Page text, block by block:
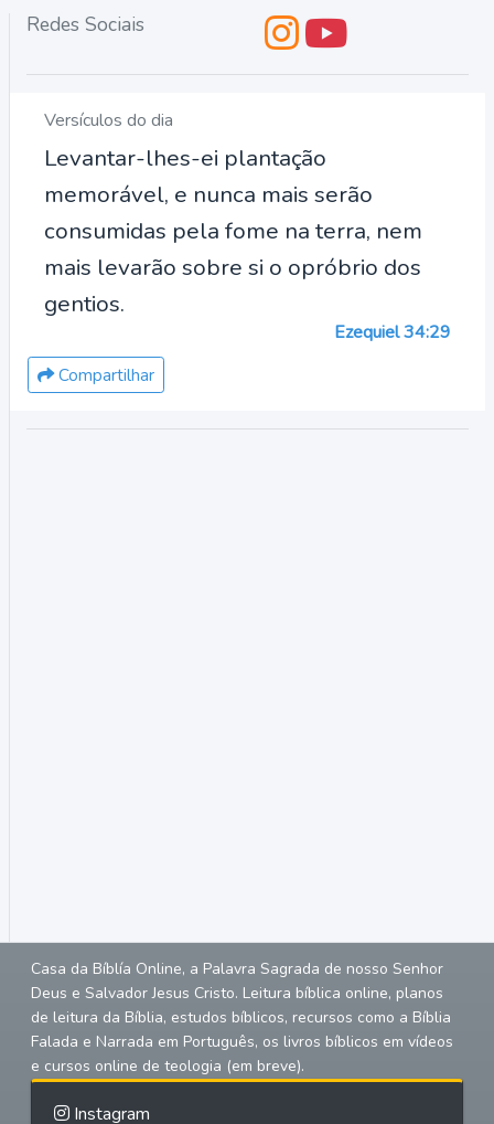
Redes Sociais
Versículos do dia
Levantar-lhes-ei plantação
memorável, e nunca mais serão
consumidas pela fome na terra, nem
mais levarão sobre si o opróbrio dos
gentios.
Ezequiel 34:29
Compartilhar
Casa da Bíblía Online, a Palavra Sagrada de nosso Senhor
Deus e Salvador Jesus Cristo. Leitura bíblica online, planos
de leitura da Bíblia, estudos bíblicos, recursos como a Bíblia
Falada e Narrada em Português, os livros bíblicos em vídeos
e cursos online de teologia (em breve).
Instagram